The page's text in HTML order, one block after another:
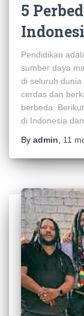
5
Pendidikan
sumber daya
di seluruh
cerdas dan
berbeda.
di Indonesia
By admin 11